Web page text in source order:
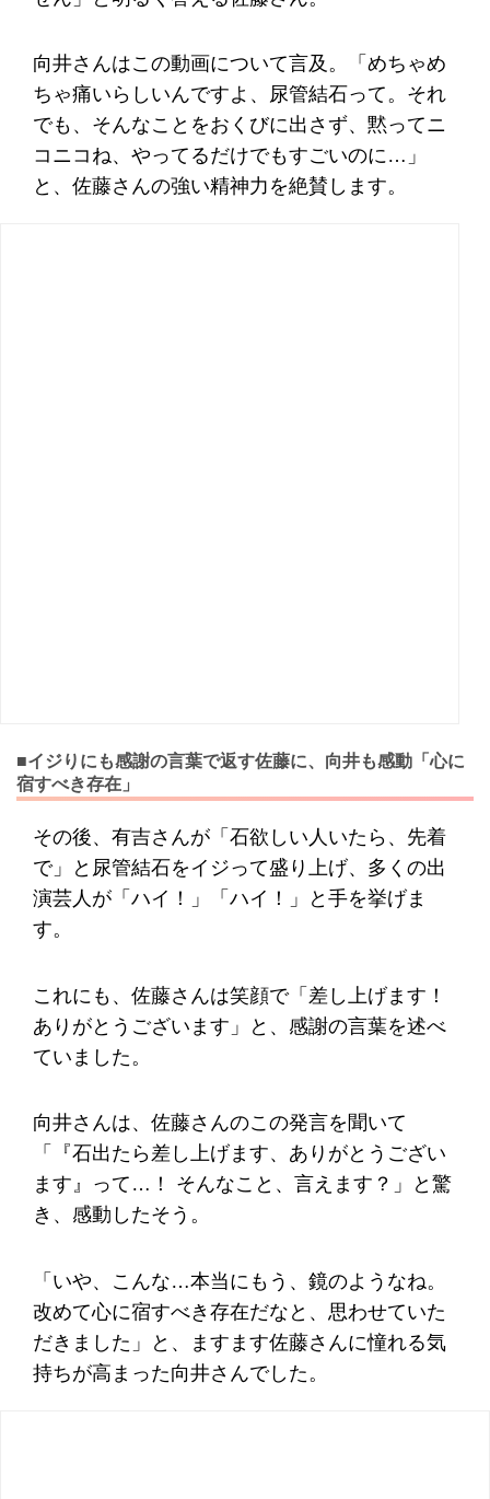
向井さんはこの動画について言及。「めちゃめ
ちゃ痛いらしいんですよ、尿管結石って。それ
でも、そんなことをおくびに出さず、黙ってニ
コニコね、やってるだけでもすごいのに…」
と、佐藤さんの強い精神力を絶賛します。
■イジりにも感謝の言葉で返す佐藤に、向井も感動「心に
宿すべき存在」
その後、有吉さんが「石欲しい人いたら、先着
で」と尿管結石をイジって盛り上げ、多くの出
演芸人が「ハイ！」「ハイ！」と手を挙げま
す。
これにも、佐藤さんは笑顔で「差し上げます！
ありがとうございます」と、感謝の言葉を述べ
ていました。
向井さんは、佐藤さんのこの発言を聞いて
「『石出たら差し上げます、ありがとうござい
ます』って…！ そんなこと、言えます？」と驚
き、感動したそう。
「いや、こんな…本当にもう、鏡のようなね。
改めて心に宿すべき存在だなと、思わせていた
だきました」と、ますます佐藤さんに憧れる気
持ちが高まった向井さんでした。